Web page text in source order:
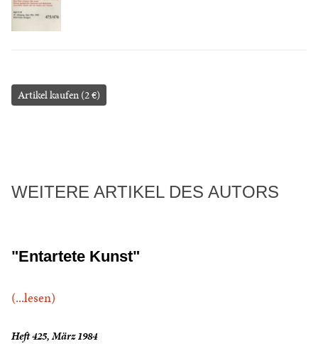
Artikel kaufen (2 €)
WEITERE ARTIKEL DES AUTORS
"Entartete Kunst"
(...lesen)
Heft 425, März 1984